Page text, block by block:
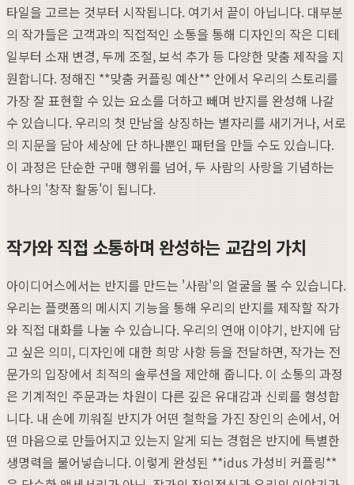
타일을 고르는 것부터 시작됩니다. 여기서 끝이 아닙니다. 대부분
의 작가들은 고객과의 직접적인 소통을 통해 디자인의 작은 디테
일부터 소재 변경, 두께 조절, 보석 추가 등 다양한 맞춤 제작을 지
원합니다. 정해진 **맞춤 커플링 예산** 안에서 우리의 스토리를
가장 잘 표현할 수 있는 요소를 더하고 빼며 반지를 완성해 나갈
수 있습니다. 우리의 첫 만남을 상징하는 별자리를 새기거나, 서로
의 지문을 담아 세상에 단 하나뿐인 패턴을 만들 수도 있습니다.
이 과정은 단순한 구매 행위를 넘어, 두 사람의 사랑을 기념하는
하나의 '창작 활동'이 됩니다.
작가와 직접 소통하며 완성하는 교감의 가치
아이디어스에서는 반지를 만드는 '사람'의 얼굴을 볼 수 있습니다.
우리는 플랫폼의 메시지 기능을 통해 우리의 반지를 제작할 작가
와 직접 대화를 나눌 수 있습니다. 우리의 연애 이야기, 반지에 담
고 싶은 의미, 디자인에 대한 희망 사항 등을 전달하면, 작가는 전
문가의 입장에서 최적의 솔루션을 제안해 줍니다. 이 소통의 과정
은 기계적인 주문과는 차원이 다른 깊은 유대감과 신뢰를 형성합
니다. 내 손에 끼워질 반지가 어떤 철학을 가진 장인의 손에서, 어
떤 마음으로 만들어지고 있는지 알게 되는 경험은 반지에 특별한
생명력을 불어넣습니다. 이렇게 완성된 **idus 가성비 커플링**